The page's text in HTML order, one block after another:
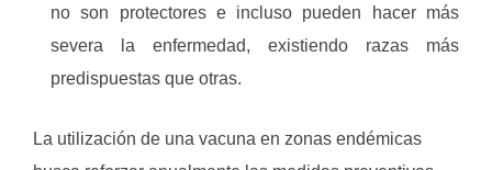
no son protectores e incluso pueden hacer más
severa la enfermedad, existiendo razas más
predispuestas que otras.
La utilización de una vacuna en zonas endémicas